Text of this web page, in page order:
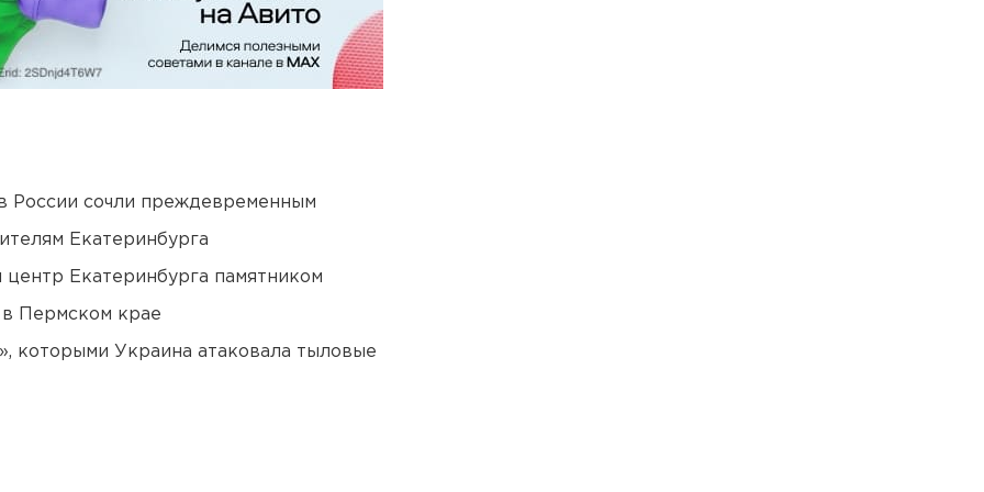
России сочли преждевременным
Екатеринбурга
Екатеринбурга памятником
Пермском крае
которыми Украина атаковала тыловые